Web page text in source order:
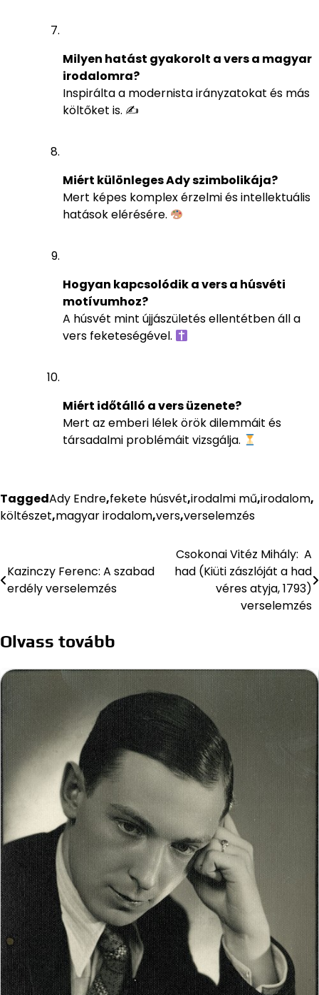
Milyen hatást gyakorolt a vers a magyar
irodalomra?
Inspirálta a modernista irányzatokat és más
költőket is. ✍️
Miért különleges Ady szimbolikája?
Mert képes komplex érzelmi és intellektuális
hatások elérésére.
Hogyan kapcsolódik a vers a húsvéti
motívumhoz?
A húsvét mint újjászületés ellentétben áll a
vers feketeségével.
Miért időtálló a vers üzenete?
Mert az emberi lélek örök dilemmáit és
társadalmi problémáit vizsgálja.
TaggedAdy Endre,fekete húsvét,irodalmi mű,irodalom,
költészet,magyar irodalom,vers,verselemzés
navigáció
Kazinczy Ferenc: A szabad
erdély verselemzés
Csokonai Vitéz Mihály: A
had (Kiüti zászlóját a had
véres atyja, 1793)
verselemzés
Olvass tovább